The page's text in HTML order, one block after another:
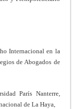
Internacional en la
de Abogados de
París Nanterre,
de La Haya,